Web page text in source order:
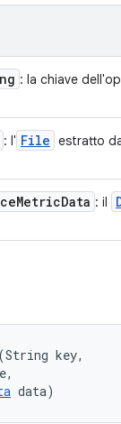
: la chiave
: l' File estratto
MetricData : il
key,
data)